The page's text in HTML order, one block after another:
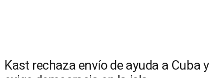
Kast rechaza envío de ayuda a Cuba y